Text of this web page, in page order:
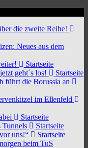
die zweite Reihe!
Neues aus dem
Startseite
geht´s los!
Startseite
führt die Borussia an
im Ellenfeld
Startseite
Tunnels
Startseite
uns!“
Startseite
beim TuS